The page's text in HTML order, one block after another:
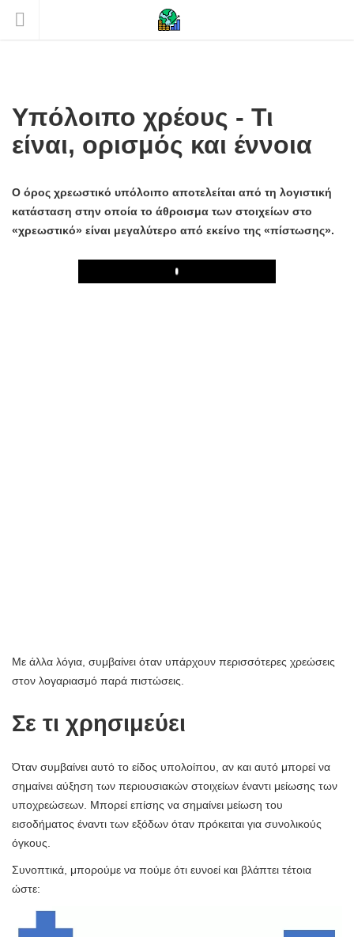
Υπόλοιπο χρέους - Τι
είναι, ορισμός και έννοια
Ο όρος χρεωστικό υπόλοιπο αποτελείται από τη λογιστική
κατάσταση στην οποία το άθροισμα των στοιχείων στο
«χρεωστικό» είναι μεγαλύτερο από εκείνο της «πίστωσης».
Play
Με άλλα λόγια, συμβαίνει όταν υπάρχουν περισσότερες χρεώσεις
στον λογαριασμό παρά πιστώσεις.
Σε τι χρησιμεύει
Όταν συμβαίνει αυτό το είδος υπολοίπου, αν και αυτό μπορεί να
σημαίνει αύξηση των περιουσιακών στοιχείων έναντι μείωσης των
υποχρεώσεων. Μπορεί επίσης να σημαίνει μείωση του
εισοδήματος έναντι των εξόδων όταν πρόκειται για συνολικούς
όγκους.
Συνοπτικά, μπορούμε να πούμε ότι ευνοεί και βλάπτει τέτοια
ώστε: